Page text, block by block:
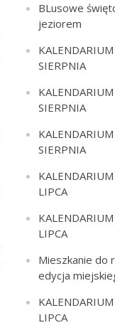
BLusowe
jeziorem
SIERPNIA
SIERPNIA
SIERPNIA
LIPCA
LIPCA
Mieszkanie do
edycja
LIPCA